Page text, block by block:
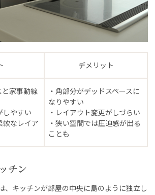
デメリット
と家事動線
しやすい
軟なレイア
・角部分がデッドスペースに
なりやすい
・レイアウト変更がしづらい
・狭い空間では圧迫感が出る
ことも
チン
、キッチンが部屋の中央に島のように独立し